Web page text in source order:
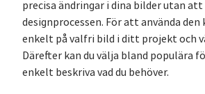
precisa ändringar i dina bilder utan
designprocessen. För att använda
enkelt på valfri bild i ditt projekt och
Därefter kan du välja bland populära
enkelt beskriva vad du behöver.